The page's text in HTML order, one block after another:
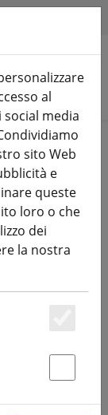
pale
al
media
sito Web
e
queste
loro o che
dei
la nostra